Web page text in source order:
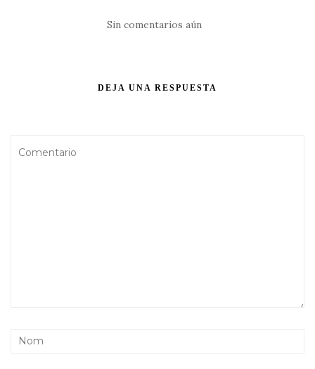
Sin comentarios aún
DEJA UNA RESPUESTA